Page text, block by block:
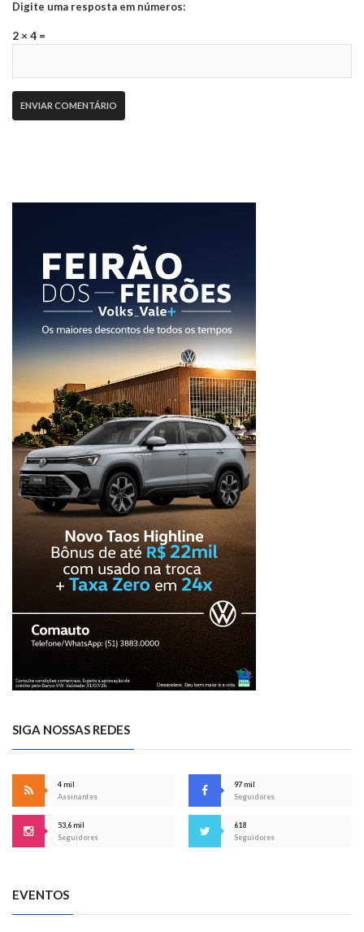
Digite uma resposta em números:
2 × 4 =
SIGA NOSSAS REDES
4 mil
Assinantes
97 mil
Seguidores
53,6 mil
Seguidores
618
Seguidores
EVENTOS